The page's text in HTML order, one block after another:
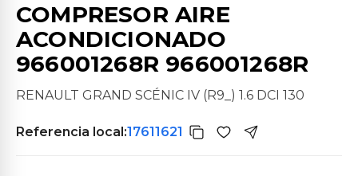
COMPRESOR AIRE
ACONDICIONADO
966001268R 966001268R
RENAULT GRAND SCÉNIC IV (R9_) 1.6 DCI 130
Referencia local:17611621